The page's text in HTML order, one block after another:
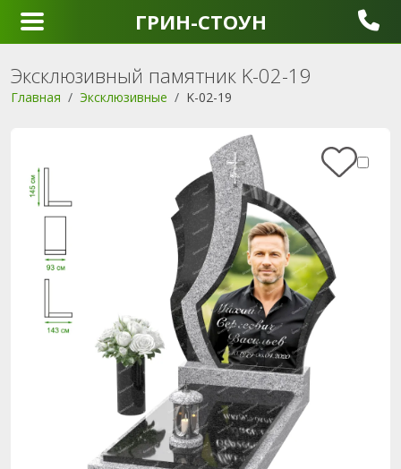
ГРИН-СТОУН
Эксклюзивный памятник K-02-19
Главная Эксклюзивные K-02-19